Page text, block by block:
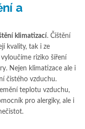
a
klimatizací. Čištění
kvality, tak i ze
riziko šíření
Nejen klimatizace ale i
čistého vzduchu.
teplotu vzduchu,
pro alergiky, ale i